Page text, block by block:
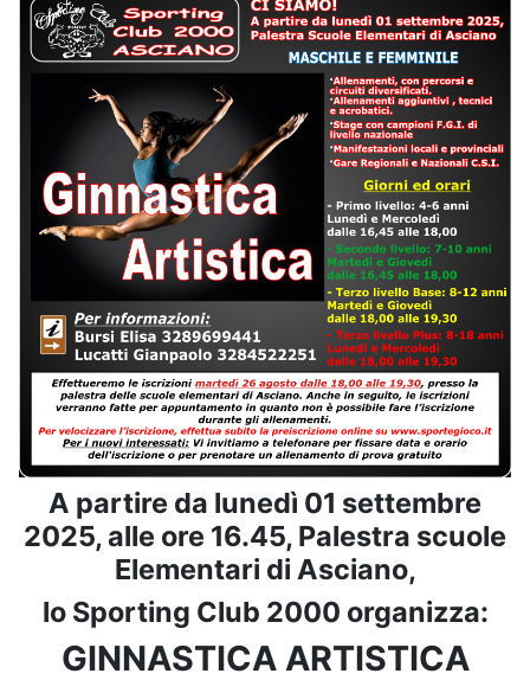
A partire da lunedì 01 settembre
2025, alle ore 16.45, Palestra scuole
Elementari di Asciano,
lo Sporting Club 2000 organizza:
GINNASTICA ARTISTICA